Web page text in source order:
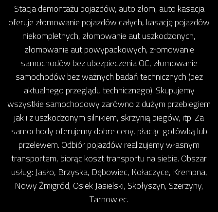
Stacja demontażu pojazdów, auto złom, auto kasacja
oferuje złomowanie pojazdów całych, kasację pojazdów
niekompletnych, złomowanie aut uszkodzonych,
złomowanie aut powypadkowych, złomowanie
samochodów bez ubezpieczenia OC, złomowanie
samochodów bez ważnych badań technicznych (bez
aktualnego przeglądu technicznego). Skupujemy
wszystkie samochodowy zarówno z dużym przebiegiem
jak i z uszkodzonym silnikiem, skrzynią biegów, itp. Za
samochody oferujemy dobre ceny, płacąc gotówką lub
przelewem. Odbiór pojazdów realizujemy własnym
transportem, biorąc koszt transportu na siebie. Obszar
usług: Jasło, Brzyska, Dębowiec, Kołaczyce, Krempna,
Nowy Żmigród, Osiek Jasielski, Skołyszyn, Szerzyny,
Tarnowiec.